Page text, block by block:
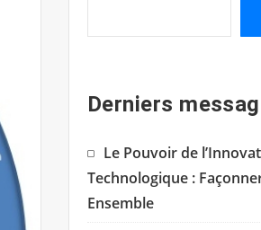
Derniers
Le Pouvoir de
Technologique :
Ensemble